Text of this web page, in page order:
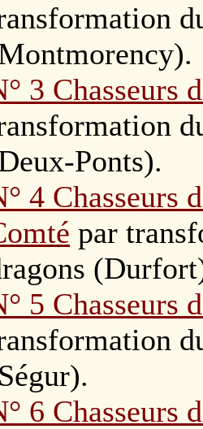
3 Chasseurs
Ponts).
4 Chasseurs
par
5 Chasseurs
.
6 Chasseurs